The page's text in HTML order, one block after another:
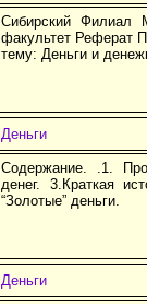
Сибирский Филиал
факультет Реферат
тему: Деньги и
Деньги
Содержание. .1.
денег. 3.Краткая
“Золотые” деньги.
Деньги